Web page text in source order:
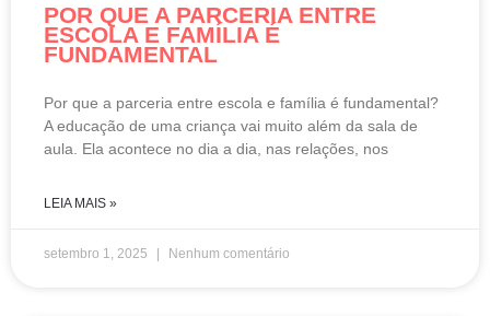
POR QUE A PARCERIA ENTRE
ESCOLA E FAMÍLIA É
FUNDAMENTAL
Por que a parceria entre escola e família é fundamental?
A educação de uma criança vai muito além da sala de
aula. Ela acontece no dia a dia, nas relações, nos
LEIA MAIS »
setembro 1, 2025 Nenhum comentário